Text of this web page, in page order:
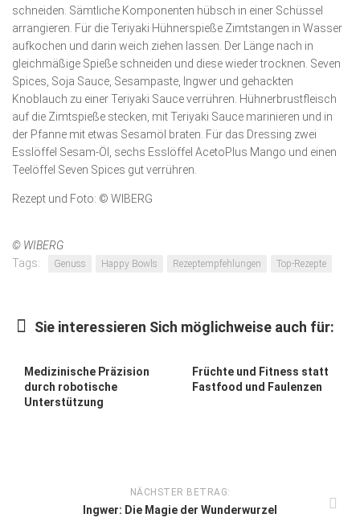
schneiden. Sämtliche Komponenten hübsch in einer Schüssel
arrangieren. Für die Teriyaki Hühnerspieße Zimt­stangen in Wasser
aufkochen und darin weich ziehen lassen. Der Länge nach in
gleichmäßige Spieße schneiden und diese wieder trocknen. Seven
Spices, Soja Sauce, Sesampaste, Ingwer und gehackten
Knoblauch zu einer Teriyaki Sauce verrühren. Hühnerbrustfleisch
auf die Zimt­spieße stecken, mit Teriyaki Sauce marinieren und in
der Pfanne mit etwas Sesamöl braten. Für das Dressing zwei
Esslöffel Sesam-Öl, sechs Esslöffel AcetoPlus Mango und einen
Teelöffel Seven Spices gut verrühren.
Rezept und Foto: © WIBERG
© WIBERG
Tags:
Genuss Happy Bowls Rezeptempfehlungen Top-Rezepte
Sie interessieren Sich möglichweise auch für:
Medizinische Präzision
durch robotische
Unterstützung
Früchte und Fitness statt
Fastfood und Faulenzen
NÄCHSTER BETRAG:
Ingwer: Die Magie der Wunderwurzel